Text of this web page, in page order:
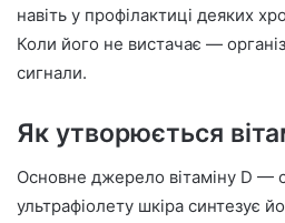
навіть у профілактиці деяких
Коли його не вистачає —
сигнали.
Як утворюється
Основне джерело вітаміну D —
ультрафіолету шкіра синтезує